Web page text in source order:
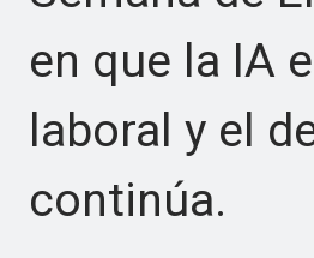
en que la IA
laboral y el
continúa.